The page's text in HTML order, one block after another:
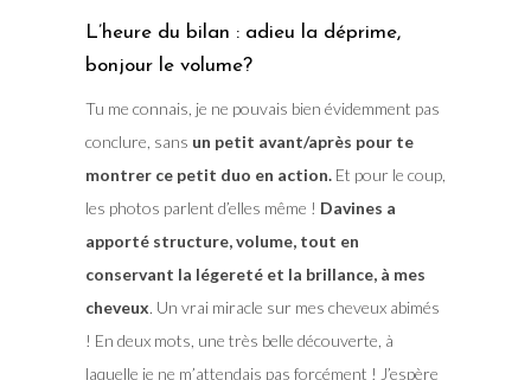
L’heure du bilan : adieu la déprime,
bonjour le volume?
Tu me connais, je ne pouvais bien évidemment pas
conclure, sans un petit avant/après pour te
montrer ce petit duo en action.Et pour le coup,
les photos parlent d’elles même ! Davines a
apporté structure, volume, tout en
conservant la légereté et la brillance, à mes
cheveux. Un vrai miracle sur mes cheveux abimés
! En deux mots, une très belle découverte, à
laquelle je ne m’attendais pas forcément ! J’espère